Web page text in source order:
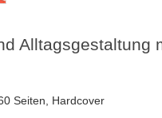
Alltagsgestaltung
Seiten, Hardcover